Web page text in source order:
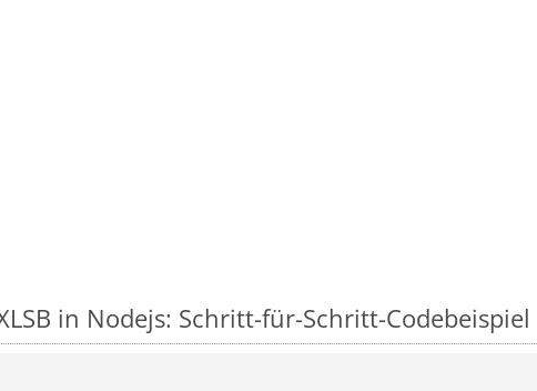
in Nodejs: Schritt-für-Schritt-Codebeispiel